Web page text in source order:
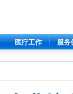
医疗工作 服务